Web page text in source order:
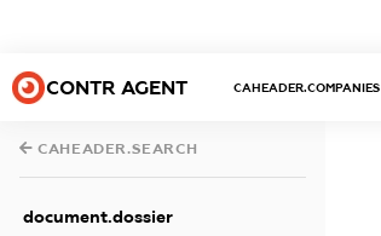
CONTR AGENT CAHEADER.COMPANIES
CAHEADER.SEARCH
document.dossier